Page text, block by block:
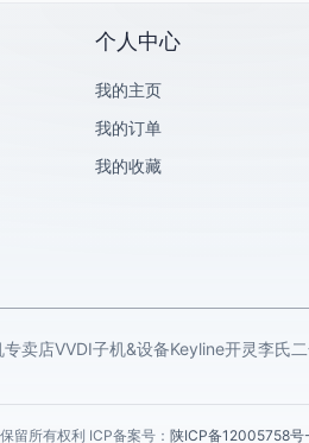
个人中心
我的主页
我的订单
我的收藏
专卖店VVDI子机&设备Keyline开灵李氏
所有权利 ICP备案号： 陕ICP备12005758号